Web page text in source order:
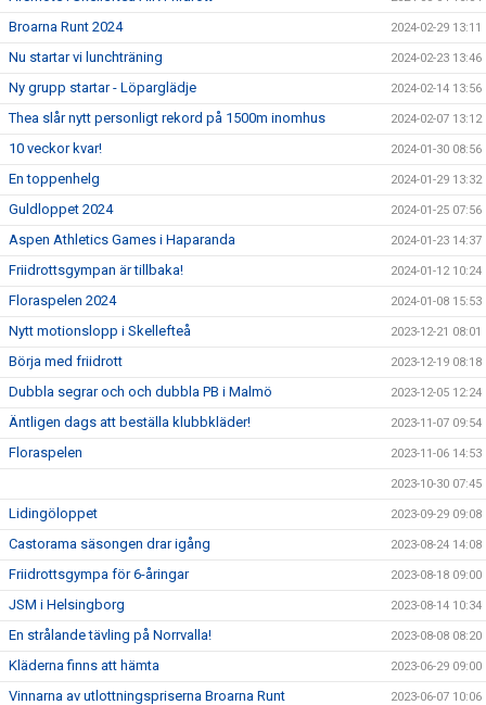
Broarna Runt 2024 2024-02-29 13:11
Nu startar vi lunchträning 2024-02-23 13:46
Ny grupp startar - Löparglädje 2024-02-14 13:56
Thea slår nytt personligt rekord på 1500m inomhus 2024-02-07 13:12
10 veckor kvar! 2024-01-30 08:56
En toppenhelg 2024-01-29 13:32
Guldloppet 2024 2024-01-25 07:56
Aspen Athletics Games i Haparanda 2024-01-23 14:37
Friidrottsgympan är tillbaka! 2024-01-12 10:24
Floraspelen 2024 2024-01-08 15:53
Nytt motionslopp i Skellefteå 2023-12-21 08:01
Börja med friidrott 2023-12-19 08:18
Dubbla segrar och och dubbla PB i Malmö 2023-12-05 12:24
Äntligen dags att beställa klubbkläder! 2023-11-07 09:54
Floraspelen 2023-11-06 14:53
2023-10-30 07:45
Lidingöloppet 2023-09-29 09:08
Castorama säsongen drar igång 2023-08-24 14:08
Friidrottsgympa för 6-åringar 2023-08-18 09:00
JSM i Helsingborg 2023-08-14 10:34
En strålande tävling på Norrvalla! 2023-08-08 08:20
Kläderna finns att hämta 2023-06-29 09:00
Vinnarna av utlottningspriserna Broarna Runt 2023-06-07 10:06